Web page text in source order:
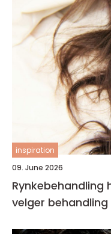
inspiration
09. June 2026
Rynkebehandling hva du bør vite før du
velger behandling